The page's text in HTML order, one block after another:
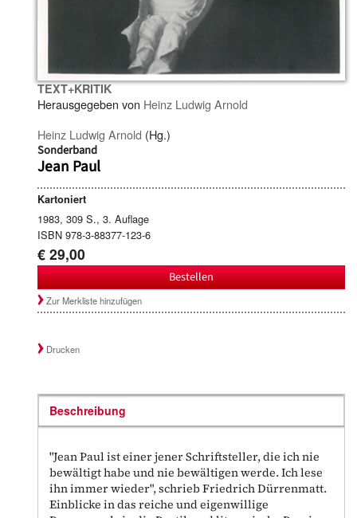
TEXT+KRITIK
Herausgegeben von Heinz Ludwig Arnold
Heinz Ludwig Arnold (Hg.)
Sonderband
Jean Paul
Kartoniert
1983, 309 S., 3. Auflage
ISBN 978-3-88377-123-6
€ 29,00
Bestellen
Zur Merkliste hinzufügen
Drucken
Beschreibung
"Jean Paul ist einer jener Schriftsteller, die ich nie
bewältigt habe und nie bewältigen werde. Ich lese
ihn immer wieder", schrieb Friedrich Dürrenmatt.
Einblicke in das reiche und eigenwillige